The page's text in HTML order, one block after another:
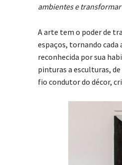
ambientes e
A arte tem o poder de
espaços, tornando cada
reconhecida por sua
pinturas a esculturas,
fio condutor do décor,